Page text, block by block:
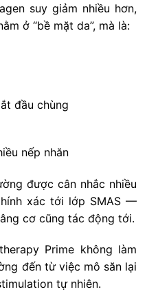
suy giảm nhiều hơn,
ở “bề mặt da”, mà là:
đầu chùng
nếp nhăn
được cân nhắc nhiều
xác tới lớp SMAS —
cơ cũng tác động tới.
Prime không làm
đến từ việc mô săn lại
tự nhiên.